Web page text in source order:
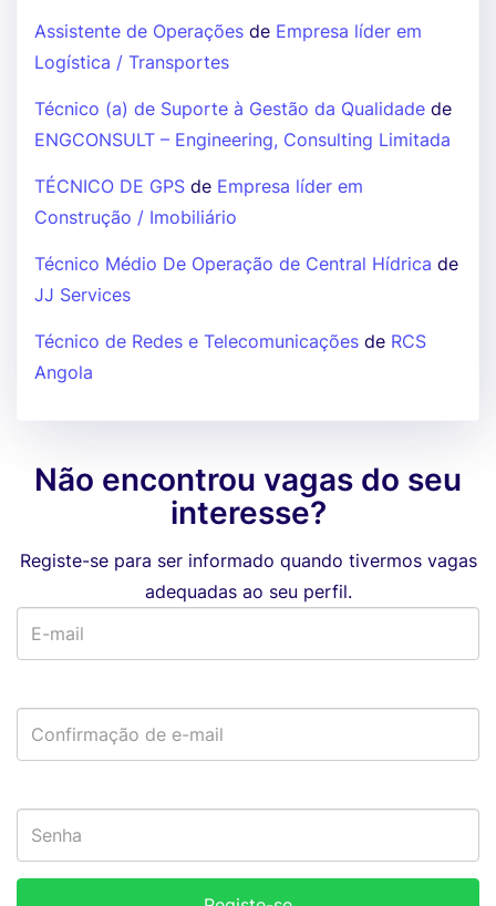
Assistente de Operações de Empresa líder em
Logística / Transportes
Técnico (a) de Suporte à Gestão da Qualidade de
ENGCONSULT – Engineering, Consulting Limitada
TÉCNICO DE GPS de Empresa líder em
Construção / Imobiliário
Técnico Médio De Operação de Central Hídrica de
JJ Services
Técnico de Redes e Telecomunicações de RCS
Angola
Não encontrou vagas do seu
interesse?
Registe-se para ser informado quando tivermos vagas
adequadas ao seu perfil.